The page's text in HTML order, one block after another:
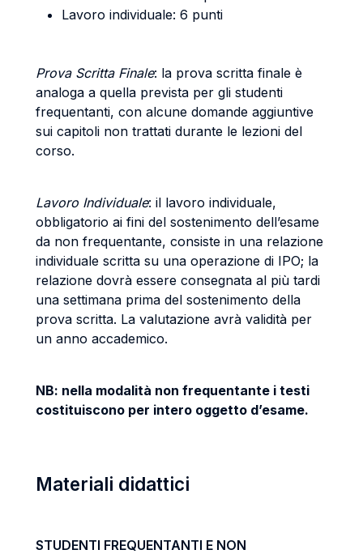
Lavoro individuale: 6 punti
Prova Scritta Finale: la prova scritta finale è
analoga a quella prevista per gli studenti
frequentanti, con alcune domande aggiuntive
sui capitoli non trattati durante le lezioni del
corso.
Lavoro Individuale: il lavoro individuale,
obbligatorio ai fini del sostenimento dell’esame
da non frequentante, consiste in una relazione
individuale scritta su una operazione di IPO; la
relazione dovrà essere consegnata al più tardi
una settimana prima del sostenimento della
prova scritta. La valutazione avrà validità per
un anno accademico.
NB: nella modalità non frequentante i testi
costituiscono per intero oggetto d’esame.
Materiali didattici
STUDENTI FREQUENTANTI E NON